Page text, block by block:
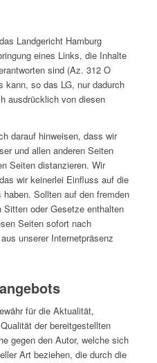
Landgericht Hamburg
eines Links, die Inhalte
sind (Az. 312 O
kann, so das LG, nur dadurch
ausdrücklich von diesen
darauf hinweisen, dass wir
und allen anderen Seiten
Seiten distanzieren. Wir
wir keinerlei Einfluss auf die
Sollten auf den fremden
oder Gesetze enthalten
Seiten sofort nach
unserer Internetpräsenz
für die Aktualität,
der bereitgestellten
gegen den Autor, welche sich
Art beziehen, die durch die